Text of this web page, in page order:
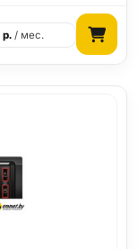
р./ мес.